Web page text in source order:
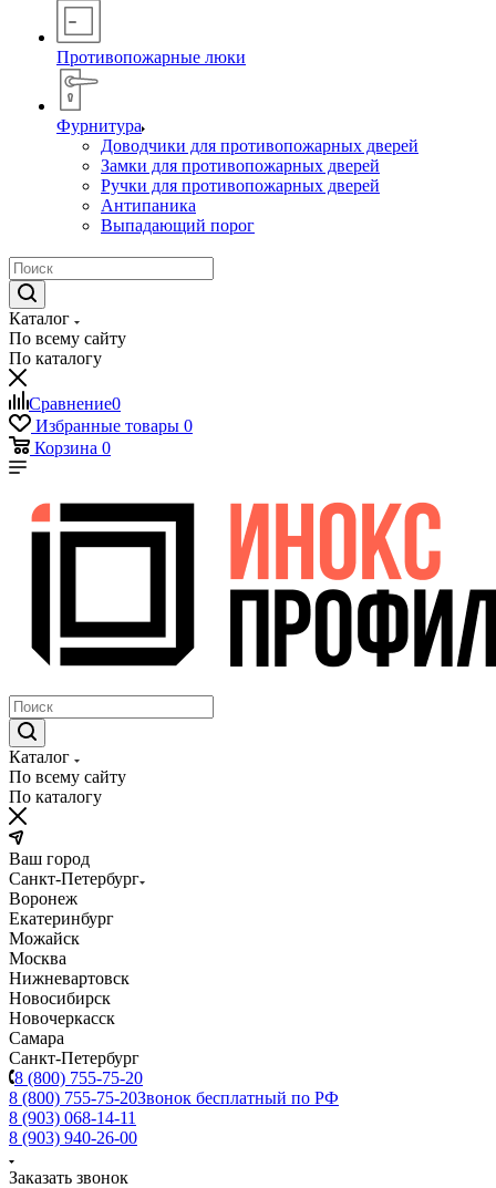
Противопожарные люки
Фурнитура
Доводчики для противопожарных дверей
Замки для противопожарных дверей
Ручки для противопожарных дверей
Антипаника
Выпадающий порог
Каталог
По всему сайту
По каталогу
Сравнение0
Избранные товары 0
Корзина 0
Каталог
По всему сайту
По каталогу
Ваш город
Санкт-Петербург
Воронеж
Екатеринбург
Можайск
Москва
Нижневартовск
Новосибирск
Новочеркасск
Самара
Санкт-Петербург
8 (800) 755-75-20
8 (800) 755-75-20Звонок бесплатный по РФ
8 (903) 068-14-11
8 (903) 940-26-00
Заказать звонок